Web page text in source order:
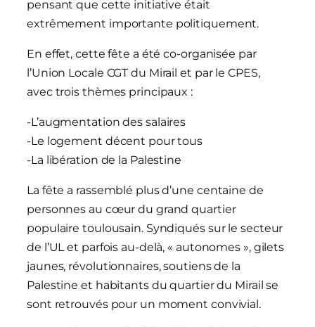
pensant que cette initiative était
extrêmement importante politiquement.
En effet, cette fête a été co-organisée par
l’Union Locale CGT du Mirail et par le CPES,
avec trois thèmes principaux :
-L’augmentation des salaires
-Le logement décent pour tous
-La libération de la Palestine
La fête a rassemblé plus d’une centaine de
personnes au cœur du grand quartier
populaire toulousain. Syndiqués sur le secteur
de l’UL et parfois au-delà, « autonomes », gilets
jaunes, révolutionnaires, soutiens de la
Palestine et habitants du quartier du Mirail se
sont retrouvés pour un moment convivial.